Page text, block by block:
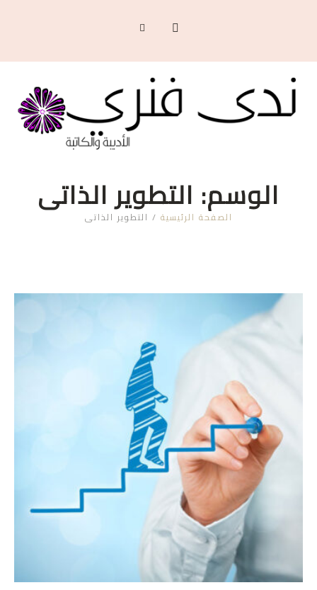
الوسم: التطوير الذاتيالصفحة الرئيسية / التطوير الذاتي